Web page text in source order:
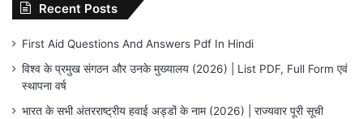
Recent Posts
First Aid Questions And Answers Pdf In Hindi
विश्व के प्रमुख संगठन और उनके मुख्यालय (2026) | List PDF, Full Form एवं
स्थापना वर्ष
भारत के सभी अंतरराष्ट्रीय हवाई अड्डों के नाम (2026) | राज्यवार पूरी सूची